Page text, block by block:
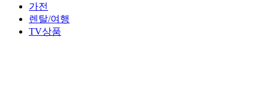
가전
렌탈/여행
TV상품